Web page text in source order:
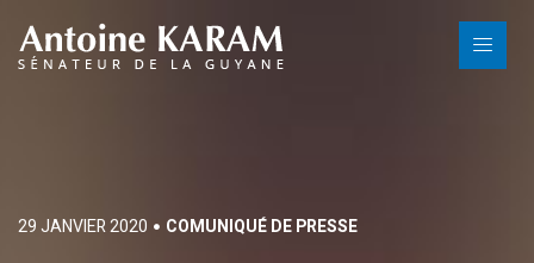
29 JANVIER 2020 COMUNIQUÉ DE PRESSE